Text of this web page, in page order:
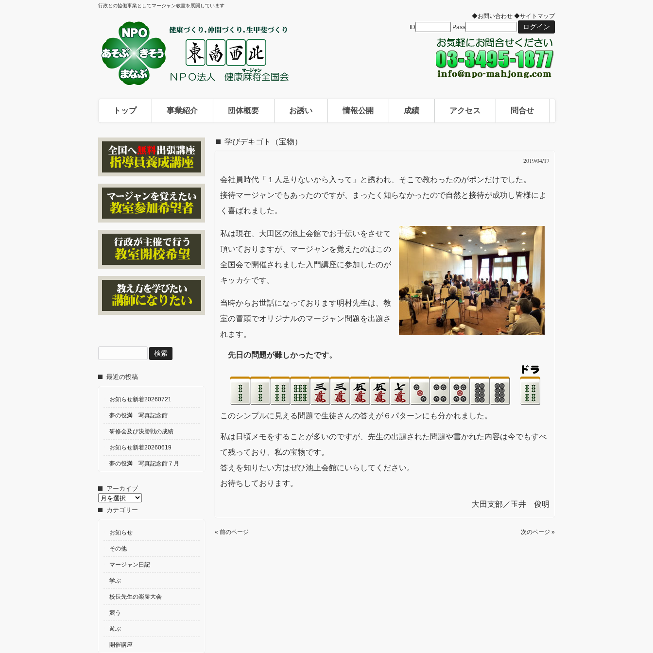
行政との協働事業としてマージャン教室を展開しています
◆お問い合わせ ◆サイトマップ
ID
Pass
トップ 事業紹介 団体概要 お誘い 情報公開 成績 アクセス 問合せ
学びデキゴト（宝物）
2019/04/17
会社員時代「１人足りないから入って」と誘われ、そこで教わったのがポンだけでした。
接待マージャンでもあったのですが、まったく知らなかったので自然と接待が成功し皆様によ
く喜ばれました。
私は現在、大田区の池上会館でお手伝いをさせて
頂いておりますが、マージャンを覚えたのはこの
全国会で開催されました入門講座に参加したのが
キッカケです。
当時からお世話になっております明村先生は、教
室の冒頭でオリジナルのマージャン問題を出題さ
れます。
先日の問題が難しかったです。
このシンプルに見える問題で生徒さんの答えが６パターンにも分かれました。
私は日頃メモをすることが多いのですが、先生の出題された問題や書かれた内容は今でもすべ
て残っており、私の宝物です。
答えを知りたい方はぜひ池上会館にいらしてください。
お待ちしております。
大田支部／玉井 俊明
« 前のページ 次のページ »
索:
最近の投稿
お知らせ新着20260721
夢の役満 写真記念館
研修会及び決勝戦の成績
お知らせ新着20260619
夢の役満 写真記念館７月
アーカイブ
ア
カテゴリー
お知らせ
その他
マージャン日記
学ぶ
校長先生の楽勝大会
競う
遊ぶ
開催講座